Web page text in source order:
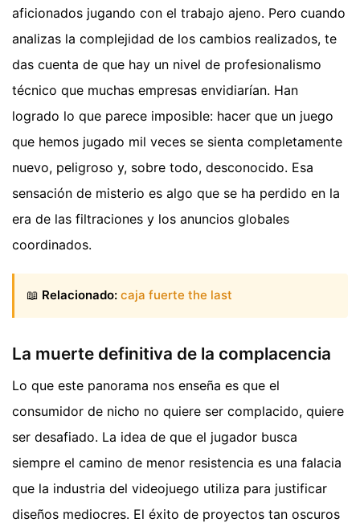
aficionados jugando con el trabajo ajeno. Pero cuando
analizas la complejidad de los cambios realizados, te
das cuenta de que hay un nivel de profesionalismo
técnico que muchas empresas envidiarían. Han
logrado lo que parece imposible: hacer que un juego
que hemos jugado mil veces se sienta completamente
nuevo, peligroso y, sobre todo, desconocido. Esa
sensación de misterio es algo que se ha perdido en la
era de las filtraciones y los anuncios globales
coordinados.
📖 Relacionado: caja fuerte the last
La muerte definitiva de la complacencia
Lo que este panorama nos enseña es que el
consumidor de nicho no quiere ser complacido, quiere
ser desafiado. La idea de que el jugador busca
siempre el camino de menor resistencia es una falacia
que la industria del videojuego utiliza para justificar
diseños mediocres. El éxito de proyectos tan oscuros